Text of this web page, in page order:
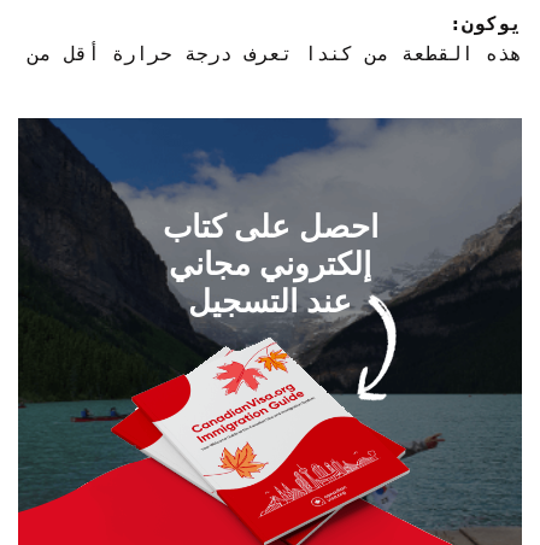
يوكون:
احصل على كتاب
إلكتروني مجاني
عند التسجيل